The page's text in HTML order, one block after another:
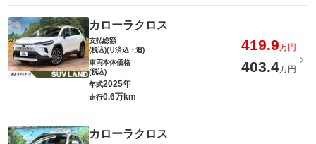
カローラクロス
支払総額
(税込)(リ済込・追)
419.9万円
車両本体価格
(税込)
403.4万円
年式2025年
走行0.6万km
カローラクロス